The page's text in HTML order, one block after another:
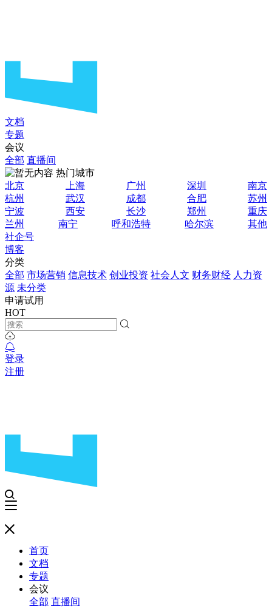
文档
专题
会议
全部 直播间
热门城市
北京
上海 广州 深圳
南京
杭州
武汉 成都 合肥
苏州
宁波
西安 长沙 郑州
重庆
兰州
南宁 呼和浩特 哈尔滨
其他
社企号
博客
分类
全部 市场营销 信息技术 创业投资 社会人文 财务财经 人力资
源 未分类
申请试用
HOT
登录
注册
首页
文档
专题
会议
全部 直播间